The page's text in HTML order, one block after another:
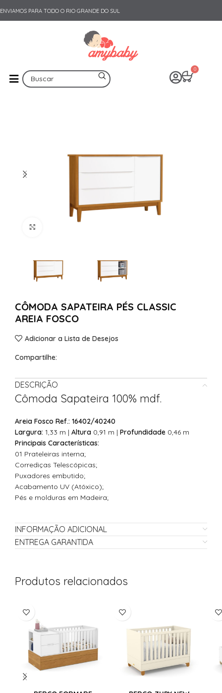
ENVIAMOS PARA TODO O RIO GRANDE DO SUL
0
CÔMODA SAPATEIRA PÉS CLASSIC
AREIA FOSCO
Adicionar a Lista de Desejos
Compartilhe:
DESCRIÇÃO
Cômoda Sapateira 100% mdf.
Areia Fosco Ref.: 16402/40240
Largura: 1,33 m | Altura 0,91 m | Profundidade 0,46 m
Principais Características:
01 Prateleiras interna;
Corrediças Telescópicas;
Puxadores embutido;
Acabamento UV (Atóxico);
Pés e molduras em Madeira;
INFORMAÇÃO ADICIONAL
ENTREGA GARANTIDA
Produtos relacionados